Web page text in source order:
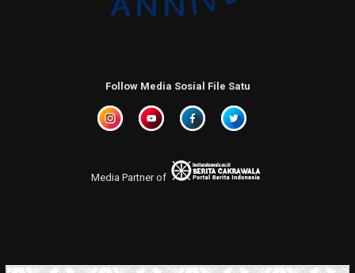
Follow Media Sosial File Satu
Media Partner of